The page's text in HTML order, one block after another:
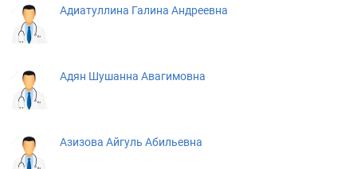
Адиатуллина Галина Андреевна
Адян Шушанна Авагимовна
Азизова Айгуль Абильевна